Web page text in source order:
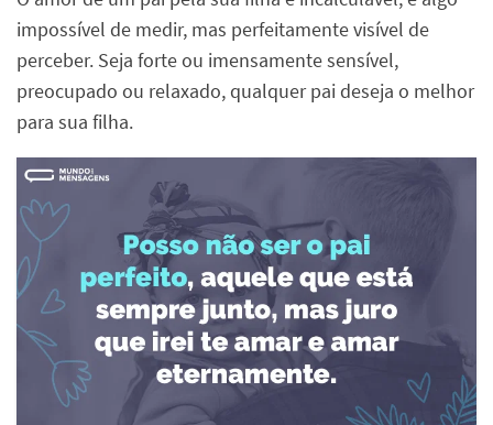
impossível de medir, mas perfeitamente visível de
perceber. Seja forte ou imensamente sensível,
preocupado ou relaxado, qualquer pai deseja o melhor
para sua filha.